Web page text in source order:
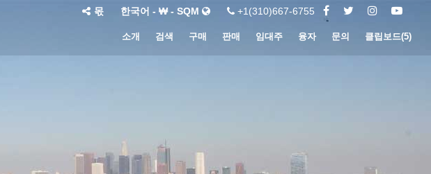
몫 한국어 - ₩ - SQM +1(310)667-6755
소개 검색 구매 판매 임대주 융자 문의 클립보드(5)